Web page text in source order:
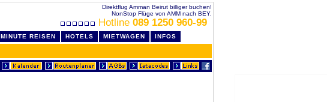
Direktflug Amman Beirut billiger buchen!
NonStop Flüge von AMM nach BEY.
Hotline 089 1250 960-99
REISEN HOTELS MIETWAGEN INFOS